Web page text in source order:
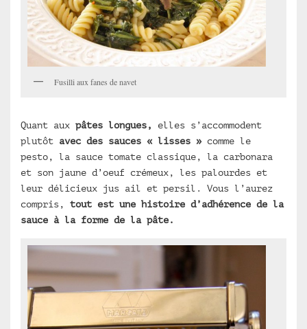
Fusilli aux fanes de navet
Quant aux pâtes longues,
elles s’accommodent
plutôt avec des sauces « lisses »comme le
pesto, la sauce tomate classique, la carbonara
et son jaune d’oeuf crémeux, les palourdes et
leur délicieux jus ail et persil. Vous l’aurez
compris, tout est une histoire d’adhérence de la
sauce à la forme de la pâte.